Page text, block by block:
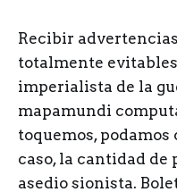
Recibir
totalmente
imperialista de la
mapamundi
toquemos,
caso, la cantidad
asedio sionista.